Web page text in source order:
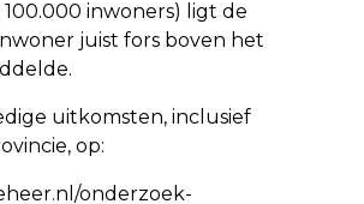
inwoners) ligt de
juist fors boven het
uitkomsten, inclusief
op:
onderzoek-